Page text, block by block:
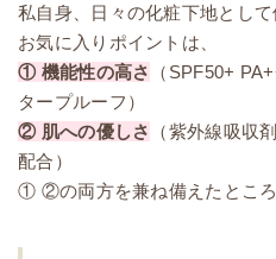
私自身、日々の化粧下地として
お気に入りポイントは、
① 機能性の高さ
（SPF50+
タープルーフ）
② 肌への優しさ
（紫外線吸収
配合）
① ②の両方を兼ね備えたところ